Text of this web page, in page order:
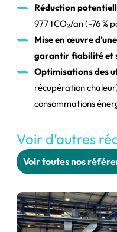
Réduction
977 tCO₂/an (-76 %
Mise en œuvre
garantir fiabilité et
Optimisations des
récupération
consommations
Voir d’autres
Voir toutes nos